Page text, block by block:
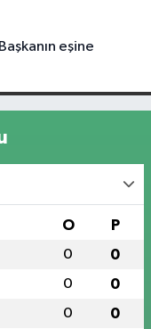
eşine
O P
0 0
0 0
0 0